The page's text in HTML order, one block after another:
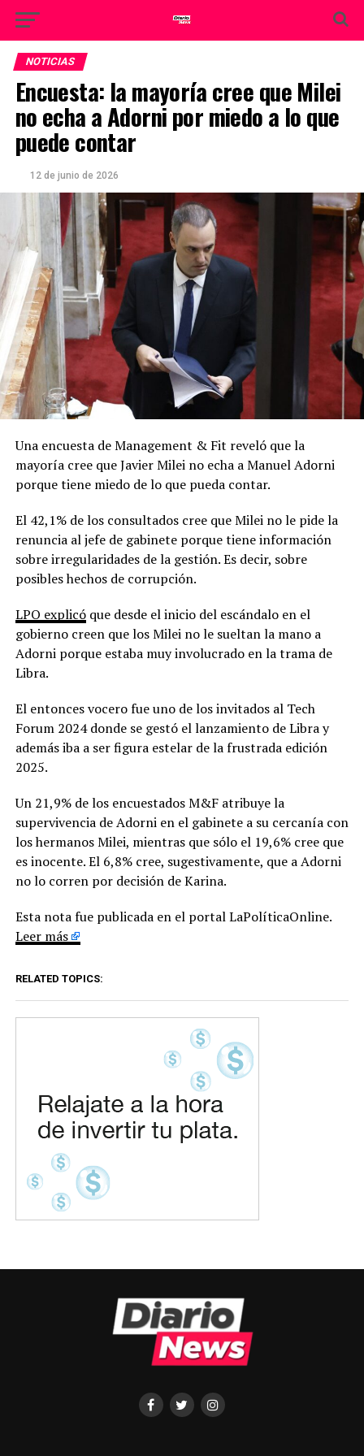
NOTICIAS
Encuesta: la mayoría cree que Milei
no echa a Adorni por miedo a lo que
puede contar
12 de junio de 2026
Una encuesta de Management & Fit reveló que la
mayoría cree que Javier Milei no echa a Manuel Adorni
porque tiene miedo de lo que pueda contar.
El 42,1% de los consultados cree que Milei no le pide la
renuncia al jefe de gabinete porque tiene información
sobre irregularidades de la gestión. Es decir, sobre
posibles hechos de corrupción.
LPO explicóque desde el inicio del escándalo en el
gobierno creen que los Milei no le sueltan la mano a
Adorni porque estaba muy involucrado en la trama de
Libra.
El entonces vocero fue uno de los invitados al Tech
Forum 2024 donde se gestó el lanzamiento de Libra y
además iba a ser figura estelar de la frustrada edición
2025.
Un 21,9% de los encuestados M&F atribuye la
supervivencia de Adorni en el gabinete a su cercanía con
los hermanos Milei, mientras que sólo el 19,6% cree que
es inocente. El 6,8% cree, sugestivamente, que a Adorni
no lo corren por decisión de Karina.
Esta nota fue publicada en el portal LaPolíticaOnline.
Leer más
RELATED TOPICS: